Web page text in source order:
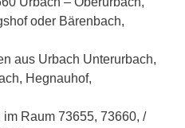
oder Bärenbach,
aus Urbach Unterurbach,
Hegnauhof,
Raum 73655, 73660, /